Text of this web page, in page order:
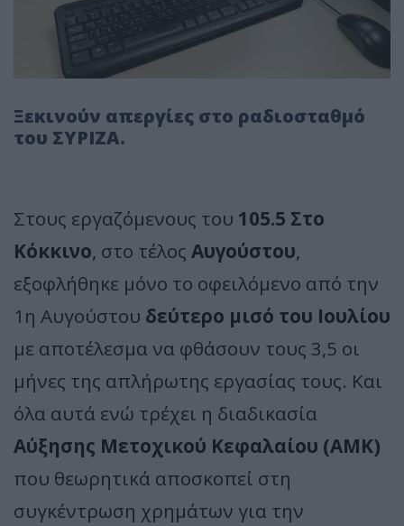
Ξεκινούν απεργίες στο ραδιοσταθμό
του ΣΥΡΙΖΑ.
Στους εργαζόμενους του 105.5 Στο
Κόκκινο, στο τέλος Αυγούστου,
εξοφλήθηκε μόνο το οφειλόμενο από την
1η Αυγούστου δεύτερο μισό του Ιουλίου
με αποτέλεσμα να φθάσουν τους 3,5 οι
μήνες της απλήρωτης εργασίας τους. Και
όλα αυτά ενώ τρέχει η διαδικασία
Αύξησης Μετοχικού Κεφαλαίου (ΑΜΚ)
που θεωρητικά αποσκοπεί στη
συγκέντρωση χρημάτων για την